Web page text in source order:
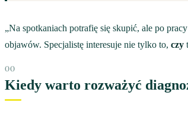
„Na spotkaniach potrafię się skupić, ale po
objawów. Specjalistę interesuje nie tylko to, czy
Kiedy warto rozważyć